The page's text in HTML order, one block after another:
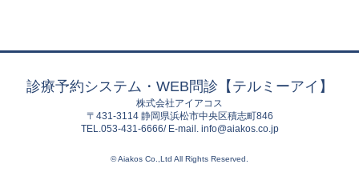
診療予約システム・WEB問診【テルミーアイ】
株式会社アイアコス
〒431-3114 静岡県浜松市中央区積志町846
TEL.053-431-6666/ E-mail. info@aiakos.co.jp
© Aiakos Co.,Ltd All Rights Reserved.